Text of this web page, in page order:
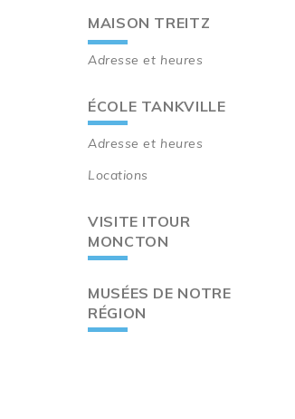
MAISON TREITZ
Adresse et heures
ÉCOLE TANKVILLE
Adresse et heures
Locations
VISITE ITOUR
MONCTON
MUSÉES DE NOTRE
RÉGION